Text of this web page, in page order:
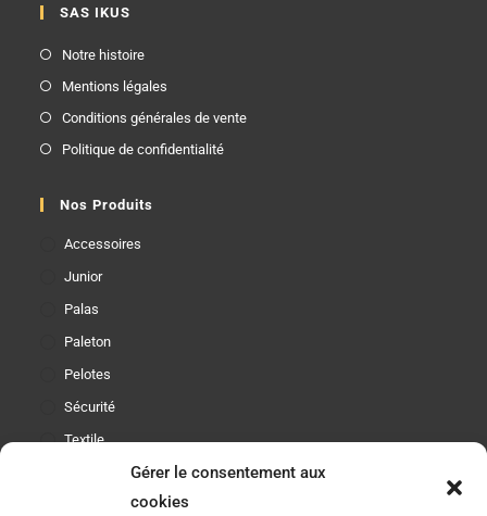
Gérer le consentement aux
cookies
SAS IKUS
Notre histoire
Mentions légales
Conditions générales de vente
Politique de confidentialité
Nos Produits
Accessoires
Junior
Palas
Paleton
Pelotes
Sécurité
Textile
Etre Informé